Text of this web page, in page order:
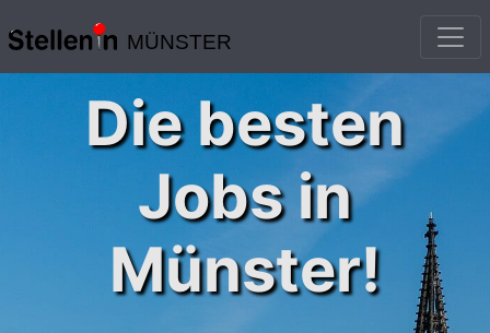
MÜNSTER
Die besten
Jobs in
Münster!